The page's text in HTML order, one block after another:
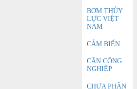
BƠM THỦY
LỰC VIỆT
NAM
CẢM BIẾN
CÂN CÔNG
NGHIỆP
CHƯA PHÂN